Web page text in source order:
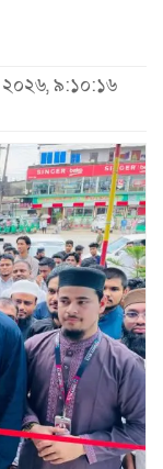
২০২৬, ৯:১০:১৬